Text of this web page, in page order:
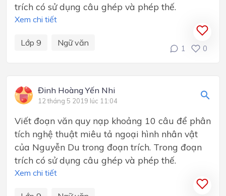
trích có sử dụng câu ghép và phép thế.
Xem chi tiết
Lớp 9 Ngữ văn
1 0
Đinh Hoàng Yến Nhi
12 tháng 5 2019 lúc 11:04
Viết đoạn văn quy nạp khoảng 10 câu để phân
tích nghệ thuật miêu tả ngoại hình nhân vật
của Nguyễn Du trong đoạn trích. Trong đoạn
trích có sử dụng câu ghép và phép thế.
Xem chi tiết